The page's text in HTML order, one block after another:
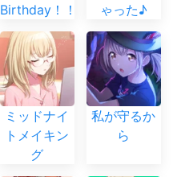
Birthday！！
ゃった♪
ミッドナイ
トメイキン
グ
私が守るか
ら